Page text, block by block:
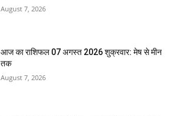
August 7, 2026
आज का राशिफल 07 अगस्त 2026 शुक्रवार: मेष से मीन
तक
August 7, 2026